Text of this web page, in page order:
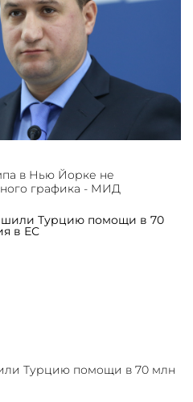
в Нью Йорке не
графика - МИД
Турцию помощи в 70 млн